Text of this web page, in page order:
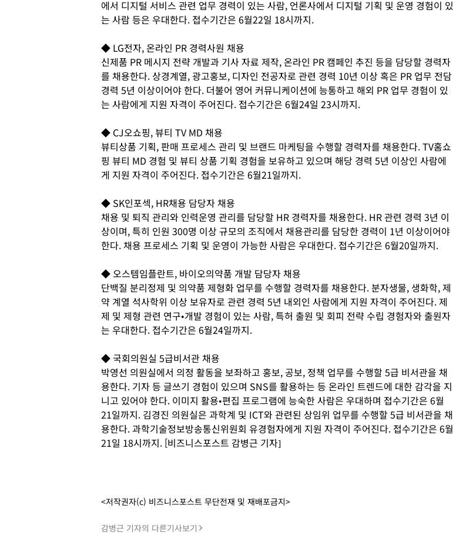
에서 디지털 서비스 관련 업무 경력이 있는 사람, 언론사에서 디지털 기획 및 운영 경험이 있
는 사람 등은 우대한다. 접수기간은 6월22일 18시까지.
◆ LG전자, 온라인 PR 경력사원 채용
신제품 PR 메시지 전략 개발과 기사 자료 제작, 온라인 PR 캠페인 추진 등을 담당할 경력자
를 채용한다. 상경계열, 광고홍보, 디자인 전공자로 관련 경력 10년 이상 혹은 PR 업무 전담
경력 5년 이상이어야 한다. 더불어 영어 커뮤니케이션에 능통하고 해외 PR 업무 경험이 있
는 사람에게 지원 자격이 주어진다. 접수기간은 6월24일 23시까지.
◆ CJ오쇼핑, 뷰티 TV MD 채용
뷰티상품 기획, 판매 프로세스 관리 및 브랜드 마케팅을 수행할 경력자를 채용한다. TV홈쇼
핑 뷰티 MD 경험 및 뷰티 상품 기획 경험을 보유하고 있으며 해당 경력 5년 이상인 사람에
게 지원 자격이 주어진다. 접수기간은 6월21일까지.
◆ SK인포섹, HR채용 담당자 채용
채용 및 퇴직 관리와 인력운영 관리를 담당할 HR 경력자를 채용한다. HR 관련 경력 3년 이
상이며, 특히 인원 300명 이상 규모의 조직에서 채용관리를 담당한 경력이 1년 이상이어야
한다. 채용 프로세스 기획 및 운영이 가능한 사람은 우대한다. 접수기간은 6월20일까지.
◆ 오스템임플란트, 바이오의약품 개발 담당자 채용
단백질 분리정제 및 의약품 제형화 업무를 수행할 경력자를 채용한다. 분자생물, 생화학, 제
약 계열 석사학위 이상 보유자로 관련 경력 5년 내외인 사람에게 지원 자격이 주어진다. 제
제 및 제형 관련 연구•개발 경험이 있는 사람, 특허 출원 및 회피 전략 수립 경험자와 출원자
는 우대한다. 접수기간은 6월24일까지.
◆ 국회의원실 5급비서관 채용
박영선 의원실에서 의정 활동을 보좌하고 홍보, 공보, 정책 업무를 수행할 5급 비서관을 채
용한다. 기자 등 글쓰기 경험이 있으며 SNS를 활용하는 등 온라인 트렌드에 대한 감각을 지
니고 있어야 한다. 이미지 활용•편집 프로그램에 능숙한 사람은 우대하며 접수기간은 6월
21일까지. 김경진 의원실은 과학계 및 ICT와 관련된 상임위 업무를 수행할 5급 비서관을 채
용한다. 과학기술정보방송통신위원회 유경험자에게 지원 자격이 주어진다. 접수기간은 6월
21일 18시까지. [비즈니스포스트 감병근 기자]
<저작권자(c) 비즈니스포스트 무단전재 및 재배포금지>
감병근 기자의 다른기사보기